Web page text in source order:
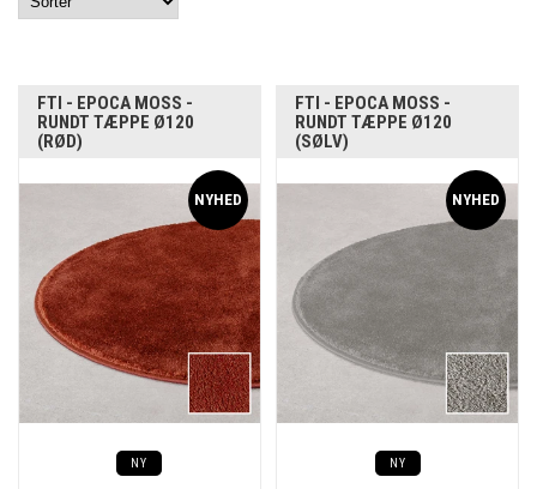
FTI - EPOCA MOSS -
RUNDT TÆPPE Ø120
(RØD)
NY
FTI - EPOCA MOSS -
RUNDT TÆPPE Ø120
(SØLV)
NY